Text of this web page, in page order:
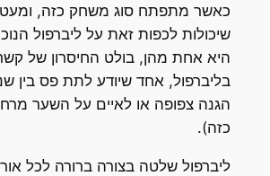
כאשר מתפתח סוג משחק כזה,
שיכולות לכפות זאת על ליברפול
היא אחת מהן, בולט החיסרון של
בליברפול, אחד שיודע לתת פס בין
הגנה צפופה או לאיים על השער
כזה).
ליברפול שלטה בצורה ברורה לכל